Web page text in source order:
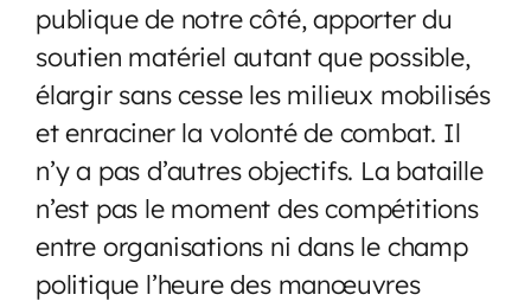
publique de notre côté, apporter du
soutien matériel autant que possible,
élargir sans cesse les milieux mobilisés
et enraciner la volonté de combat. Il
n’y a pas d’autres objectifs. La bataille
n’est pas le moment des compétitions
entre organisations ni dans le champ
politique l’heure des manœuvres